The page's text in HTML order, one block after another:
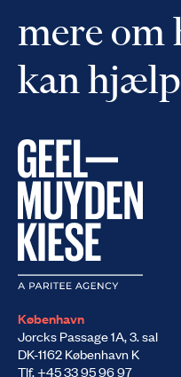
mere om
kan
København
Jorcks Passage 1A, 3. sal
DK-1162 København K
Tlf. +45 33 95 96 97